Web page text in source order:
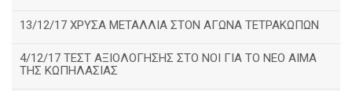
13/12/17 ΧΡΥΣΑ ΜΕΤΑΛΛΙΑ ΣΤΟΝ ΑΓΩΝΑ ΤΕΤΡΑΚΩΠΩΝ
4/12/17 ΤΕΣΤ ΑΞΙΟΛΟΓΗΣΗΣ ΣΤΟ ΝΟΙ ΓΙΑ ΤΟ ΝΕΟ ΑΙΜΑ
ΤΗΣ ΚΩΠΗΛΑΣΙΑΣ